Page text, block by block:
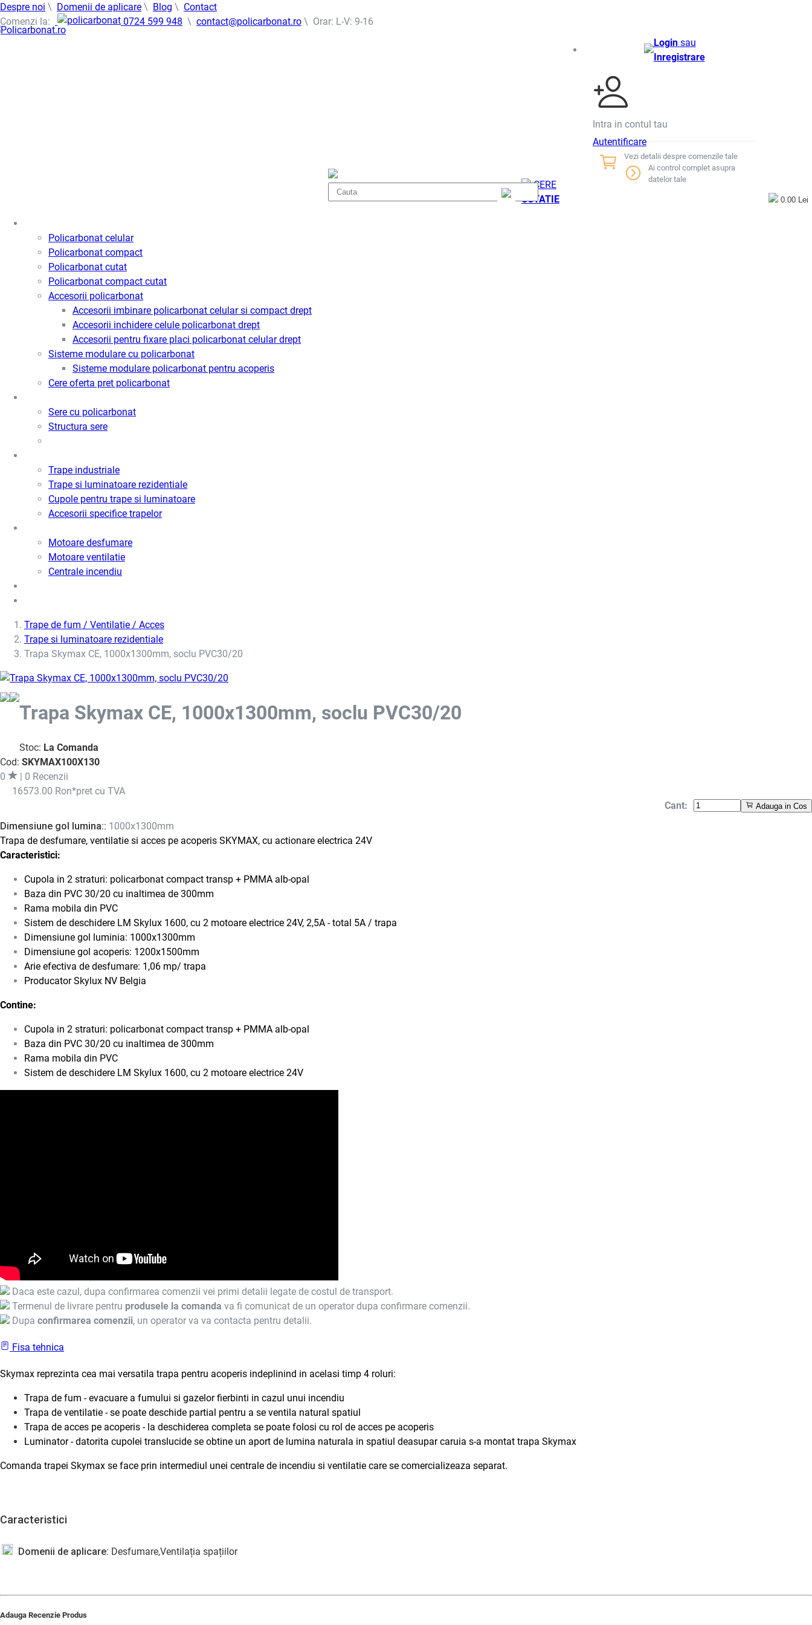
Despre noi \ Domenii de aplicare \ Blog \ Contact
Comenzi la:
0724 599 948 \ contact@policarbonat.ro \ Orar: L-V: 9-16
CERE
COTATIE
Loginsau
Inregistrare
Intra in contul tau
Autentificare
Vezi detalii despre comenzile tale
Ai control complet asupra
datelor tale
0.00 Lei
Policarbonat celular
Policarbonat compact
Policarbonat cutat
Policarbonat compact cutat
Accesorii policarbonat
Accesorii imbinare policarbonat celular si compact drept
Accesorii inchidere celule policarbonat drept
Accesorii pentru fixare placi policarbonat celular drept
Sisteme modulare cu policarbonat
Sisteme modulare policarbonat pentru acoperis
Cere oferta pret policarbonat
Sere cu policarbonat
Structura sere
Trape industriale
Trape si luminatoare rezidentiale
Cupole pentru trape si luminatoare
Accesorii specifice trapelor
Motoare desfumare
Motoare ventilatie
Centrale incendiu
Trape de fum / Ventilatie / Acces
Trape si luminatoare rezidentiale
Trapa Skymax CE, 1000x1300mm, soclu PVC30/20
Trapa Skymax CE, 1000x1300mm, soclu PVC30/20
Stoc: La Comanda
Cod: SKYMAX100X130
0
| 0 Recenzii
16573.00 Ron*pret cu TVA
Cant:
Adauga in Cos
Dimensiune gol lumina:: 1000x1300mm
Trapa de desfumare, ventilatie si acces pe acoperis SKYMAX, cu actionare electrica 24V
Caracteristici:
Cupola in 2 straturi: policarbonat compact transp + PMMA alb-opal
Baza din PVC 30/20 cu inaltimea de 300mm
Rama mobila din PVC
Sistem de deschidere LM Skylux 1600, cu 2 motoare electrice 24V, 2,5A - total 5A / trapa
Dimensiune gol luminia: 1000x1300mm
Dimensiune gol acoperis: 1200x1500mm
Arie efectiva de desfumare: 1,06 mp/ trapa
Producator Skylux NV Belgia
Contine:
Cupola in 2 straturi: policarbonat compact transp + PMMA alb-opal
Baza din PVC 30/20 cu inaltimea de 300mm
Rama mobila din PVC
Sistem de deschidere LM Skylux 1600, cu 2 motoare electrice 24V
Daca este cazul, dupa confirmarea comenzii vei primi detalii legate de costul de transport.
Termenul de livrare pentru produsele la comanda va fi comunicat de un operator dupa confirmare comenzii.
Dupa confirmarea comenzii, un operator va va contacta pentru detalii.
Fisa tehnica
Skymax reprezinta cea mai versatila trapa pentru acoperis indeplinind in acelasi timp 4 roluri:
Trapa de fum - evacuare a fumului si gazelor fierbinti in cazul unui incendiu
Trapa de ventilatie - se poate deschide partial pentru a se ventila natural spatiul
Trapa de acces pe acoperis - la deschiderea completa se poate folosi cu rol de acces pe acoperis
Luminator - datorita cupolei translucide se obtine un aport de lumina naturala in spatiul deasupar caruia s-a montat trapa Skymax
Comanda trapei Skymax se face prin intermediul unei centrale de incendiu si ventilatie care se comercializeaza separat.
Caracteristici
Domenii de aplicare: Desfumare,Ventilația spațiilor
Adauga Recenzie Produs